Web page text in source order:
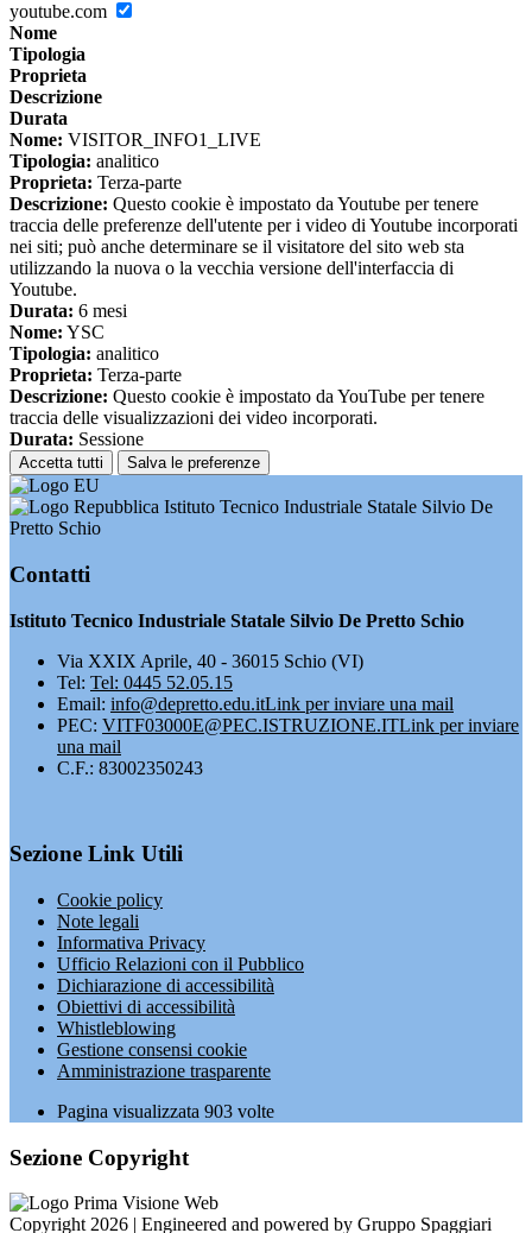
youtube.com
Nome
Tipologia
Proprieta
Descrizione
Durata
Nome: VISITOR_INFO1_LIVE
Tipologia: analitico
Proprieta: Terza-parte
Descrizione: Questo cookie è impostato da Youtube per tenere
traccia delle preferenze dell'utente per i video di Youtube incorporati
nei siti; può anche determinare se il visitatore del sito web sta
utilizzando la nuova o la vecchia versione dell'interfaccia di
Youtube.
Durata: 6 mesi
Nome: YSC
Tipologia: analitico
Proprieta: Terza-parte
Descrizione: Questo cookie è impostato da YouTube per tenere
traccia delle visualizzazioni dei video incorporati.
Durata: Sessione
Accetta tutti Salva le preferenze
Istituto Tecnico Industriale Statale Silvio De
Pretto Schio
Contatti
Istituto Tecnico Industriale Statale Silvio De Pretto Schio
Via XXIX Aprile, 40 - 36015 Schio (VI)
Tel: Tel: 0445 52.05.15
Email: info@depretto.edu.itLink per inviare una mail
PEC: VITF03000E@PEC.ISTRUZIONE.ITLink per inviare
una mail
C.F.: 83002350243
Sezione Link Utili
Cookie policy
Note legali
Informativa Privacy
Ufficio Relazioni con il Pubblico
Dichiarazione di accessibilità
Obiettivi di accessibilità
Whistleblowing
Gestione consensi cookie
Amministrazione trasparente
Pagina visualizzata 903 volte
Sezione Copyright
Copyright 2026 | Engineered and powered by Gruppo Spaggiari